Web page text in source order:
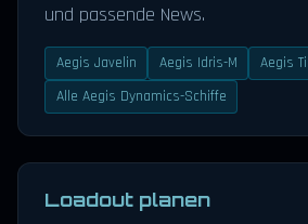
und passende News.
Aegis Javelin Aegis Idris-M
Aegis
Alle Aegis Dynamics-Schiffe
Loadout planen